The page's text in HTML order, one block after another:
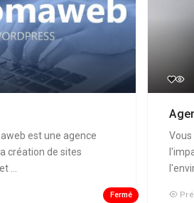
est une agence
création de sites
...
Fermé